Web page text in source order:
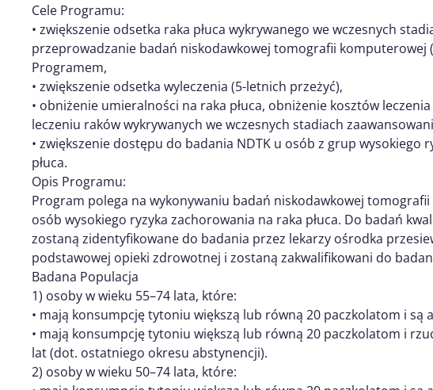
Cele Programu:
• zwiększenie odsetka raka płuca wykrywanego we wczesnych
przeprowadzanie badań niskodawkowej tomografii komputerowej
Programem,
• zwiększenie odsetka wyleczenia (5-letnich przeżyć),
• obniżenie umieralności na raka płuca, obniżenie kosztów
leczeniu raków wykrywanych we wczesnych stadiach
• zwiększenie dostępu do badania NDTK u osób z grup wysokiego
płuca.
Opis Programu:
Program polega na wykonywaniu badań niskodawkowej
osób wysokiego ryzyka zachorowania na raka płuca. Do badań
zostaną zidentyfikowane do badania przez lekarzy ośrodka
podstawowej opieki zdrowotnej i zostaną zakwalifikowani do
Badana Populacja
1) osoby w wieku 55–74 lata, które:
• mają konsumpcję tytoniu większą lub równą 20 paczkolatom i są
• mają konsumpcję tytoniu większą lub równą 20 paczkolatom i
lat (dot. ostatniego okresu abstynencji).
2) osoby w wieku 50–74 lata, które: